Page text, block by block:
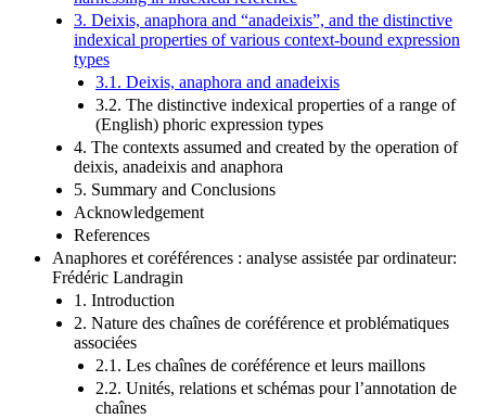
3. Deixis, anaphora and “anadeixis”, and the distinctive
indexical properties of various context-bound expression
types
3.1. Deixis, anaphora and anadeixis
3.2. The distinctive indexical properties of a range of
(English) phoric expression types
4. The contexts assumed and created by the operation of
deixis, anadeixis and anaphora
5. Summary and Conclusions
Acknowledgement
References
Anaphores et coréférences : analyse assistée par ordinateur:
Frédéric Landragin
1. Introduction
2. Nature des chaînes de coréférence et problématiques
associées
2.1. Les chaînes de coréférence et leurs maillons
2.2. Unités, relations et schémas pour l’annotation de
chaînes